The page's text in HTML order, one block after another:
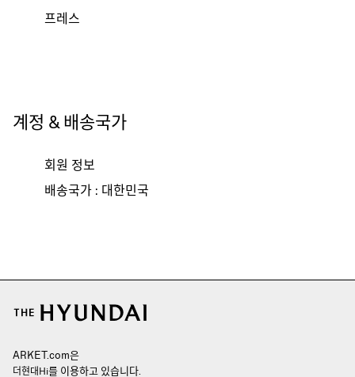
프레스
계정 & 배송국가
회원 정보
배송국가 : 대한민국
ARKET.com은
더현대Hi를 이용하고 있습니다.